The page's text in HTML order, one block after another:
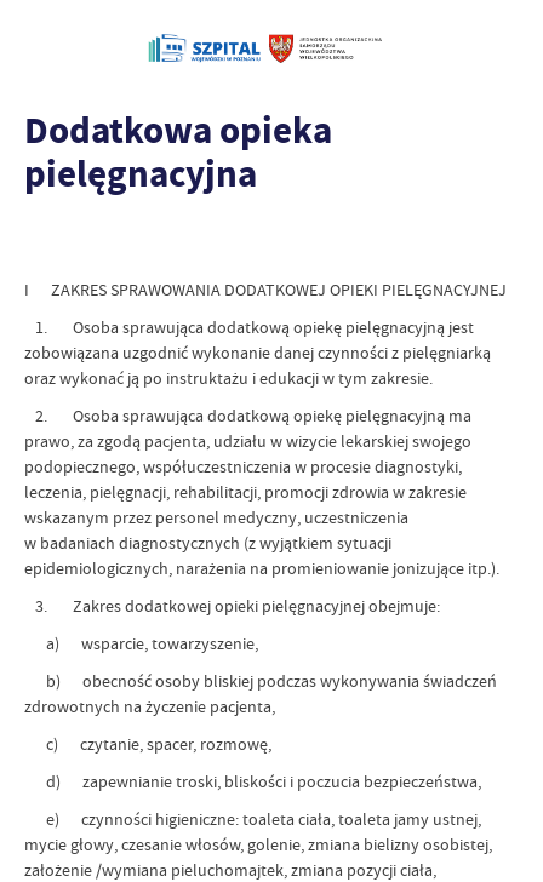
Dodatkowa opieka
pielęgnacyjna
I ZAKRES SPRAWOWANIA DODATKOWEJ OPIEKI PIELĘGNACYJNEJ
1. Osoba sprawująca dodatkową opiekę pielęgnacyjną jest
zobowiązana uzgodnić wykonanie danej czynności z pielęgniarką
oraz wykonać ją po instruktażu i edukacji w tym zakresie.
2. Osoba sprawująca dodatkową opiekę pielęgnacyjną ma
prawo, za zgodą pacjenta, udziału w wizycie lekarskiej swojego
podopiecznego, współuczestniczenia w procesie diagnostyki,
leczenia, pielęgnacji, rehabilitacji, promocji zdrowia w zakresie
wskazanym przez personel medyczny, uczestniczenia
w badaniach diagnostycznych (z wyjątkiem sytuacji
epidemiologicznych, narażenia na promieniowanie jonizujące itp.).
3. Zakres dodatkowej opieki pielęgnacyjnej obejmuje:
a) wsparcie, towarzyszenie,
b) obecność osoby bliskiej podczas wykonywania świadczeń
zdrowotnych na życzenie pacjenta,
c) czytanie, spacer, rozmowę,
d) zapewnianie troski, bliskości i poczucia bezpieczeństwa,
e) czynności higieniczne: toaleta ciała, toaleta jamy ustnej,
mycie głowy, czesanie włosów, golenie, zmiana bielizny osobistej,
założenie /wymiana pieluchomajtek, zmiana pozycji ciała,